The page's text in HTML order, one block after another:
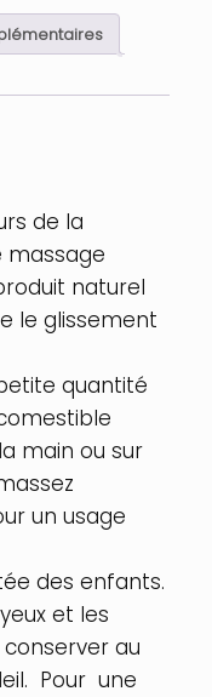
de la
massage
naturel
le glissement
quantité
main ou sur
un usage
des enfants.
et les
au
Pour une